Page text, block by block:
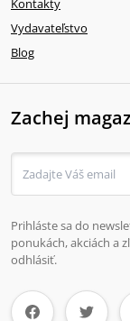
Kontakty
Vydavateľstvo
Blog
Zachej
Prihláste sa do
ponukách, akciách a
odhlásiť.